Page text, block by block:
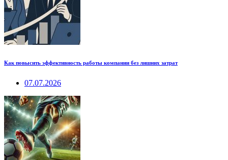
Как повысить эффективность работы компании без лишних затрат
07.07.2026